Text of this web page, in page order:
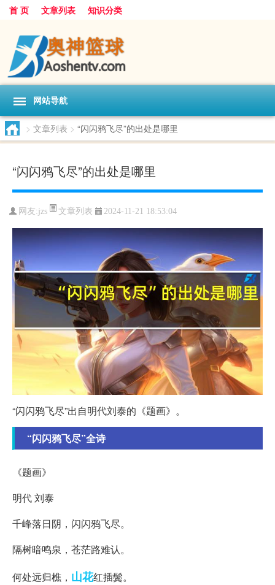
首 页 文章列表 知识分类
网站导航
> 文章列表 > “闪闪鸦飞尽”的出处是哪里
“闪闪鸦飞尽”的出处是哪里
网友:jzs 文章列表 2024-11-21 18:53:04
“闪闪鸦飞尽”出自明代刘泰的《题画》。
“闪闪鸦飞尽”全诗
《题画》
明代 刘泰
千峰落日阴，闪闪鸦飞尽。
隔树暗鸣泉，苍茫路难认。
何处远归樵， 山花红插鬓。